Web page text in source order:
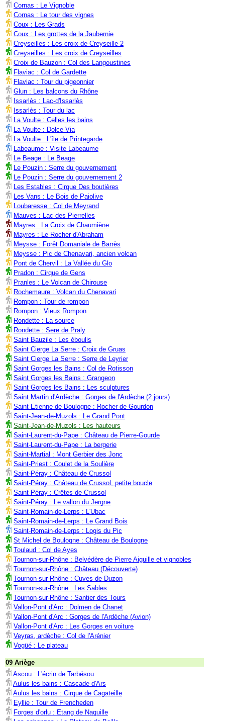
Cornas : Le Vignoble
Cornas : Le tour des vignes
Coux : Les Grads
Coux : Les grottes de la Jaubernie
Creyseilles : Les croix de Creyseille 2
Creyseilles : Les croix de Creyseilles
Croix de Bauzon : Col des Langoustines
Flaviac : Col de Gardette
Flaviac : Tour du pigeonnier
Glun : Les balcons du Rhône
Issarlès : Lac-d'Issarlès
Issarlès : Tour du lac
La Voulte : Celles les bains
La Voulte : Dolce Via
La Voulte : L'île de Printegarde
Labeaume : Visite Labeaume
Le Beage : Le Beage
Le Pouzin : Serre du gouvernement
Le Pouzin : Serre du gouvernement 2
Les Estables : Cirque Des boutières
Les Vans : Le Bois de Paiolive
Loubaresse : Col de Meyrand
Mauves : Lac des Pierrelles
Mayres : La Croix de Chaumiène
Mayres : Le Rocher d'Abraham
Meysse : Forêt Domaniale de Barrès
Meysse : Pic de Chenavari, ancien volcan
Pont de Chervil : La Vallée du Glo
Pradon : Cirque de Gens
Pranles : Le Volcan de Chirouse
Rochemaure : Volcan du Chenavari
Rompon : Tour de rompon
Rompon : Vieux Rompon
Rondette : La source
Rondette : Sere de Praly
Saint Bauzile : Les éboulis
Saint Cierge La Serre : Croix de Gruas
Saint Cierge La Serre : Serre de Leyrier
Saint Gorges les Bains : Col de Rotisson
Saint Gorges les Bains : Grangeon
Saint Gorges les Bains : Les sculptures
Saint Martin d'Ardèche : Gorges de l'Ardèche (2 jours)
Saint-Etienne de Boulogne : Rocher de Gourdon
Saint-Jean-de-Muzols : Le Grand Pont
Saint-Jean-de-Muzols : Les hauteurs
Saint-Laurent-du-Pape : Château de Pierre-Gourde
Saint-Laurent-du-Pape : La bergerie
Saint-Martial : Mont Gerbier des Jonc
Saint-Priest : Coulet de la Soulière
Saint-Péray : Château de Crussol
Saint-Péray : Château de Crussol, petite boucle
Saint-Péray : Crêtes de Crussol
Saint-Péray : Le vallon du Jergne
Saint-Romain-de-Lerps : L'Ubac
Saint-Romain-de-Lerps : Le Grand Bois
Saint-Romain-de-Lerps : Logis du Pic
St Michel de Boulogne : Château de Boulogne
Toulaud : Col de Ayes
Tournon-sur-Rhône : Belvédère de Pierre Aiguille et vignobles
Tournon-sur-Rhône : Château (Découverte)
Tournon-sur-Rhône : Cuves de Duzon
Tournon-sur-Rhône : Les Sables
Tournon-sur-Rhône : Santier des Tours
Vallon-Pont d'Arc : Dolmen de Chanet
Vallon-Pont d'Arc : Gorges de l'Ardèche (Avion)
Vallon-Pont d'Arc : Les Gorges en voiture
Veyras, ardèche : Col de l'Arénier
Vogüé : Le plateau
09 Ariège
Ascou : L'écrin de Tarbésou
Aulus les bains : Cascade d'Ars
Aulus les bains : Cirque de Cagateille
Eyllie : Tour de Frencheden
Forges d'orlu : Etang de Naguille